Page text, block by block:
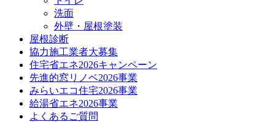
洗面
外壁・屋根塗装
屋根診断
協力施工業者大募集
住宅省エネ2026キャンペーン
先進的窓リノベ2026事業
みらいエコ住宅2026事業
給湯省エネ2026事業
よくあるご質問